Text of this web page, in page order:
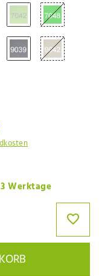
Werktage